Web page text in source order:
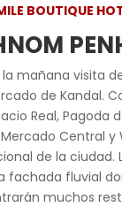
BOUTIQUE
mañana visita
de Kandal.
Real, Pagoda
Central y
de la ciudad.
fachada fluvial
muchos